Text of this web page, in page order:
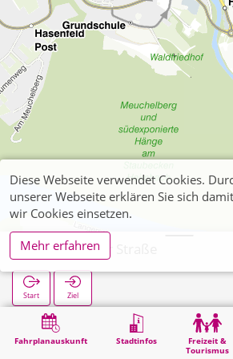
Fahrplanauskunft Stadtinfos
Freizeit &
Tourismus
Hasenfelder Straße
Start Ziel
Suche
Diese Webseite verwendet Cookies.
unserer Webseite erklären Sie sich
wir Cookies einsetzen.
Mehr erfahren